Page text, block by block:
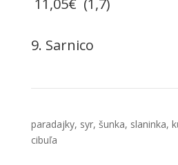
11,05€ (1,7)
9. Sarnico
paradajky, syr, šunka, slaninka,
cibuľa